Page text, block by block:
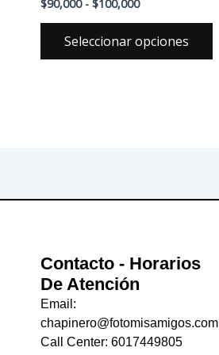
$90,000 - $100,000
Seleccionar opciones
Contacto - Horarios
De Atención
Email:
chapinero@fotomisamigos.com
Call Center: 6017449805